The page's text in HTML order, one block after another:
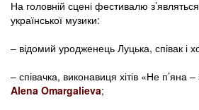
На головній сцені фестивалю з’являться
української музики:
– відомий уродженець Луцька, співак і
– співачка, виконавиця хітів «Не п’яна
Alena Omargalieva;